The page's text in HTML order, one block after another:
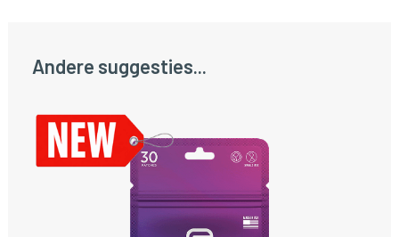
Andere suggesties...